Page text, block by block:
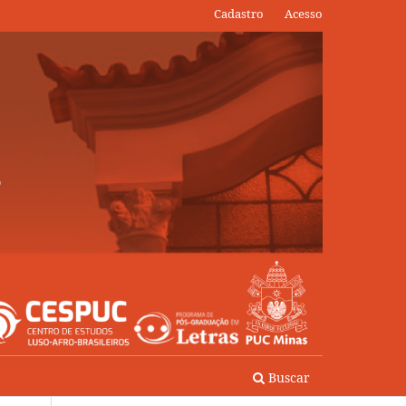
Buscar
Cadastro Acesso